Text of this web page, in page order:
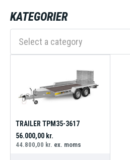
KATEGORIER
Select a category
TRAILER TPM35-3617
56.000,00 kr.
44.800,00 kr. ex. moms